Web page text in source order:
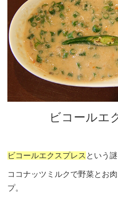
ビコールエ
ビコールエクスプレス という
ココナッツミルクで野菜とお
プ。